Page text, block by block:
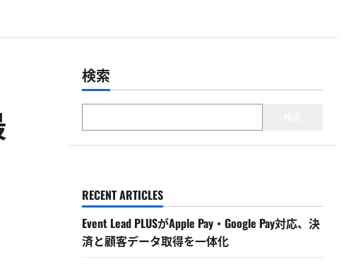
検索
RECENT ARTICLES
Event Lead PLUSがApple Pay・Google Pay対応、決
済と顧客データ取得を一体化